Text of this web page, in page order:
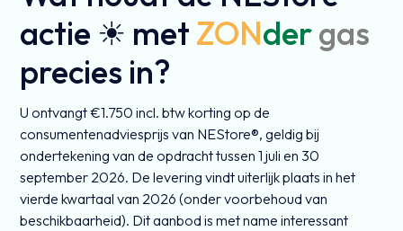
actie ☀ met ZONdergas
precies in?
U ontvangt €1.750 incl. btw korting op de
consumentenadviesprijs van NEStore®, geldig bij
ondertekening van de opdracht tussen 1 juli en 30
september 2026. De levering vindt uiterlijk plaats in het
vierde kwartaal van 2026 (onder voorbehoud van
beschikbaarheid). Dit aanbod is met name interessant